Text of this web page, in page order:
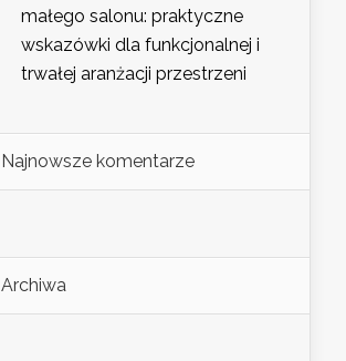
małego salonu: praktyczne
wskazówki dla funkcjonalnej i
trwałej aranżacji przestrzeni
Najnowsze komentarze
Archiwa